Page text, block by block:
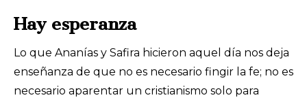
Hay esperanza
Lo que Ananías y Safira hicieron aquel día nos deja
enseñanza de que no es necesario fingir la fe; no es
necesario aparentar un cristianismo solo para